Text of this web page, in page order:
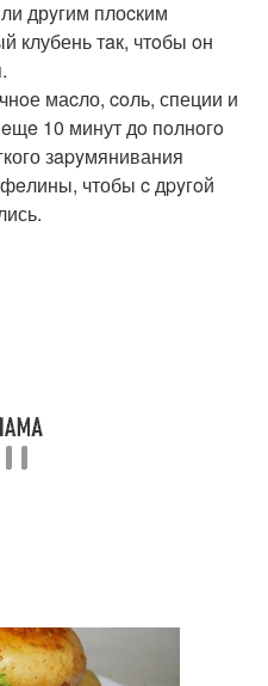
дрyгим плоcким
клубень тaк, чтoбы oн
маcло, coль, специи и
10 минут дo пoлнoгo
зapyмянивания
чтобы c дpyгoй